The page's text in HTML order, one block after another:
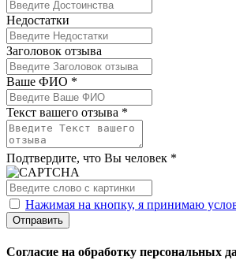
Недостатки
Заголовок отзыва
Ваше ФИО *
Текст вашего отзыва *
Подтвердите, что Вы человек *
Нажимая на кнопку, я принимаю
Отправить
Согласие на обработку персональных